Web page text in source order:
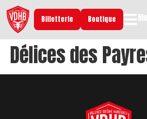
Billetterie Boutique
Délices des